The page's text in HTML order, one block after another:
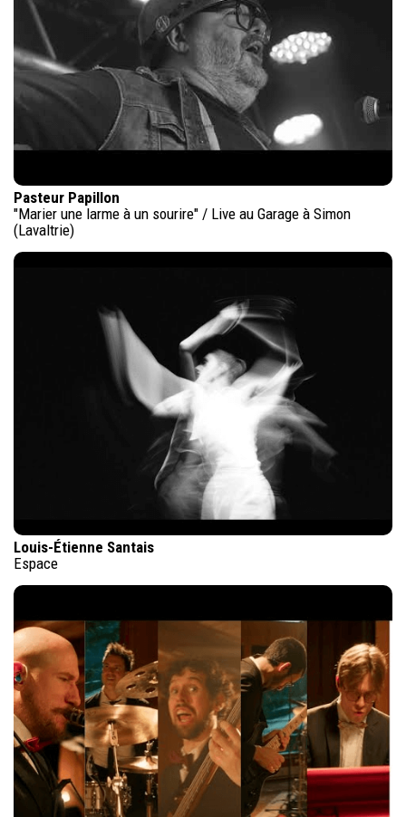
Pasteur Papillon
"Marier une larme à un sourire" / Live au Garage à Simon
(Lavaltrie)
Louis-Étienne Santais
Espace